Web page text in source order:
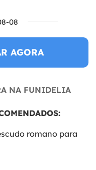
08
AGORA
NA FUNIDELIA
romano para